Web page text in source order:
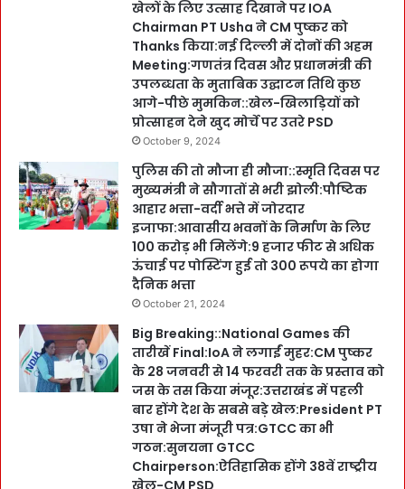
खेलों के लिए उत्साह दिखाने पर IOA
Chairman PT Usha ने CM पुष्कर को
Thanks किया:नई दिल्ली में दोनों की अहम
Meeting:गणतंत्र दिवस और प्रधानमंत्री की
उपलब्धता के मुताबिक उद्घाटन तिथि कुछ
आगे-पीछे मुमकिन::खेल-खिलाड़ियों को
प्रोत्साहन देने खुद मोर्चे पर उतरे PSD
October 9, 2024
पुलिस की तो मौजा ही मौजा::स्मृति दिवस पर
मुख्यमंत्री ने सौगातों से भरी झोली:पौष्टिक
आहार भत्ता-वर्दी भत्ते में जोरदार
इजाफा:आवासीय भवनों के निर्माण के लिए
100 करोड़ भी मिलेंगे:9 हजार फीट से अधिक
ऊंचाई पर पोस्टिंग हुई तो 300 रूपये का होगा
दैनिक भत्ता
October 21, 2024
Big Breaking::National Games की
तारीखें Final:IoA ने लगाईं मुहर:CM पुष्कर
के 28 जनवरी से 14 फरवरी तक के प्रस्ताव को
जस के तस किया मंजूर:उत्तराखंड में पहली
बार होंगे देश के सबसे बड़े खेल:President PT
उषा ने भेजा मंजूरी पत्र:GTCC का भी
गठन:सुनयना GTCC
Chairperson:ऐतिहासिक होंगे 38वें राष्ट्रीय